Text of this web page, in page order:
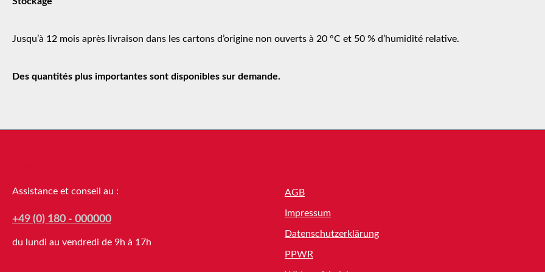
Jusqu’à 12 mois après livraison dans les cartons d’origine non ouverts à 20 °C et 50 % d’humidité relative.
Des quantités plus importantes sont disponibles sur demande.
Assistance et conseil au :
+49 (0) 180 - 000000
du lundi au vendredi de 9h à 17h
AGB
Impressum
Datenschutzerklärung
PPWR